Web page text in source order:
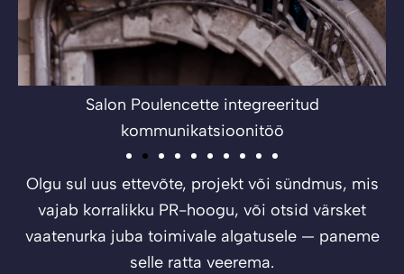
Salon Poulencette integreeritud
kommunikatsioonitöö
Olgu sul uus ettevõte, projekt või sündmus, mis
vajab korralikku PR-hoogu, või otsid värsket
vaatenurka juba toimivale algatusele — paneme
selle ratta veerema.